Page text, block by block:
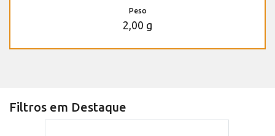
Peso
2,00 g
Filtros em Destaque